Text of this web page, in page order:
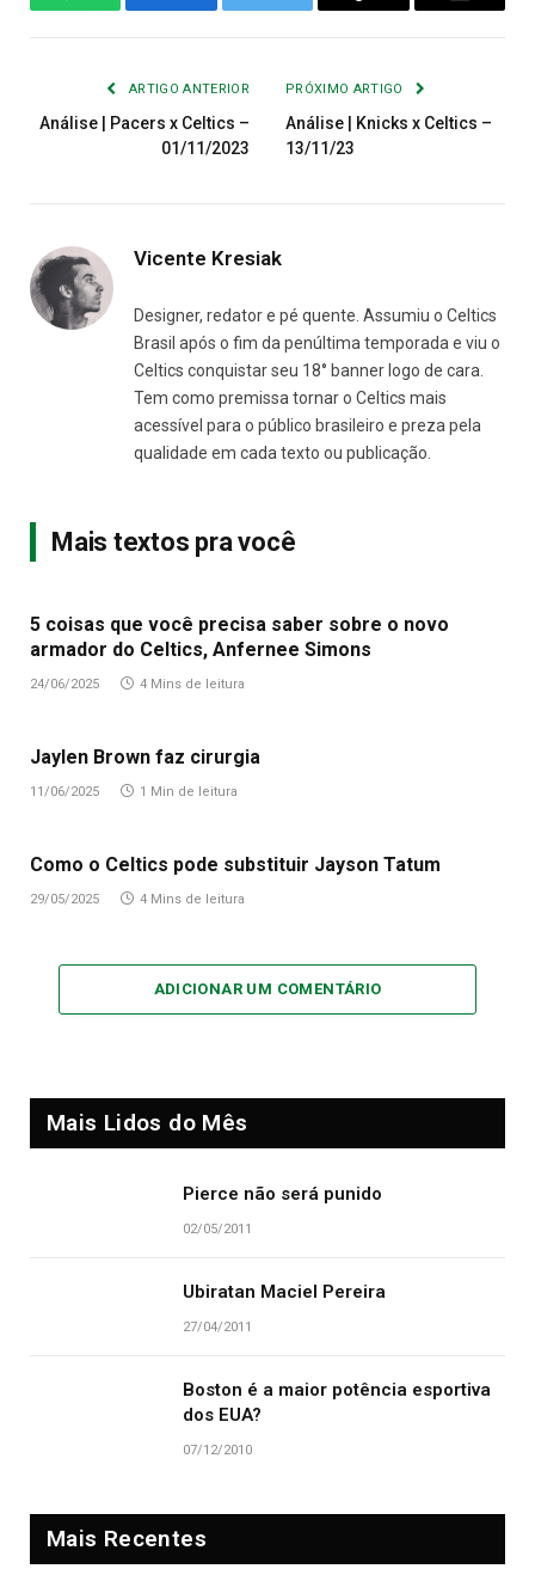
WhatsAppFacebook Twitter
Copiar
E-
ARTIGO ANTERIOR
Análise | Pacers x Celtics –
01/11/2023
PRÓXIMO ARTIGO
Análise | Knicks x Celtics –
13/11/23
Vicente Kresiak
Designer, redator e pé quente. Assumiu o Celtics
Brasil após o fim da penúltima temporada e viu o
Celtics conquistar seu 18° banner logo de cara.
Tem como premissa tornar o Celtics mais
acessível para o público brasileiro e preza pela
qualidade em cada texto ou publicação.
Mais textos pra você
5 coisas que você precisa saber sobre o novo
armador do Celtics, Anfernee Simons
24/06/2025 4 Mins de leitura
Jaylen Brown faz cirurgia
11/06/2025 1 Min de leitura
Como o Celtics pode substituir Jayson Tatum
29/05/2025 4 Mins de leitura
ADICIONAR UM COMENTÁRIO
Mais Lidos do Mês
Pierce não será punido
02/05/2011
Ubiratan Maciel Pereira
27/04/2011
Boston é a maior potência esportiva
dos EUA?
07/12/2010
Mais Recentes